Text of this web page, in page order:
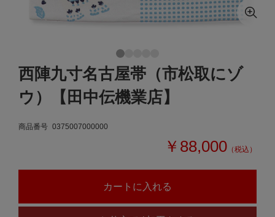
西陣九寸名古屋帯（市松取にゾ
ウ）【田中伝機業店】
商品番号 0375007000000
￥88,000 （税込）